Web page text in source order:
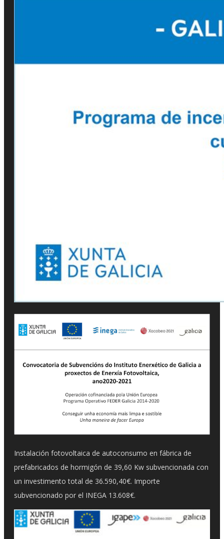
Instalación fotovoltaica de autoconsumo en fábrica de
prefabricados de hormigón de 39,60 Kw subvencionada con
un investimento total de 36.590,40€. Importe
subvencionado por el INEGA 13.608€.